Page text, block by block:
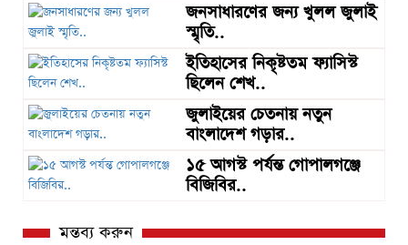
জনসাধারণের জন্য খুলল জুলাই
স্মৃতি..
ইতিহাসের নিকৃষ্টতম ফ্যাসিস্ট
ছিলেন শেখ..
জুলাইয়ের চেতনায় নতুন
বাংলাদেশ গড়ার..
১৫ আগস্ট পর্যন্ত গোপালগঞ্জে
বিজিবির..
মন্তব্য করুন